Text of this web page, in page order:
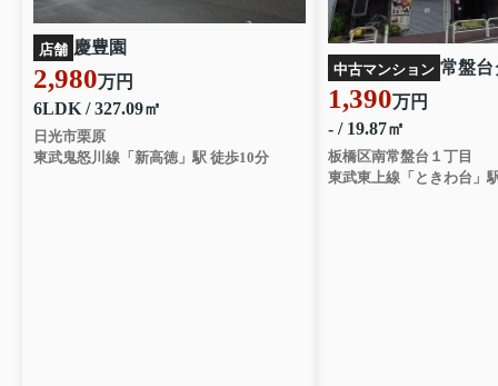
店舗 慶豊園
2,980万円
6LDK / 327.09㎡
日光市栗原
東武鬼怒川線「新高徳」駅 徒歩10分
中古マンション
1,390万円
- / 19.87㎡
板橋区南常盤台１丁目
東武東上線「ときわ台」